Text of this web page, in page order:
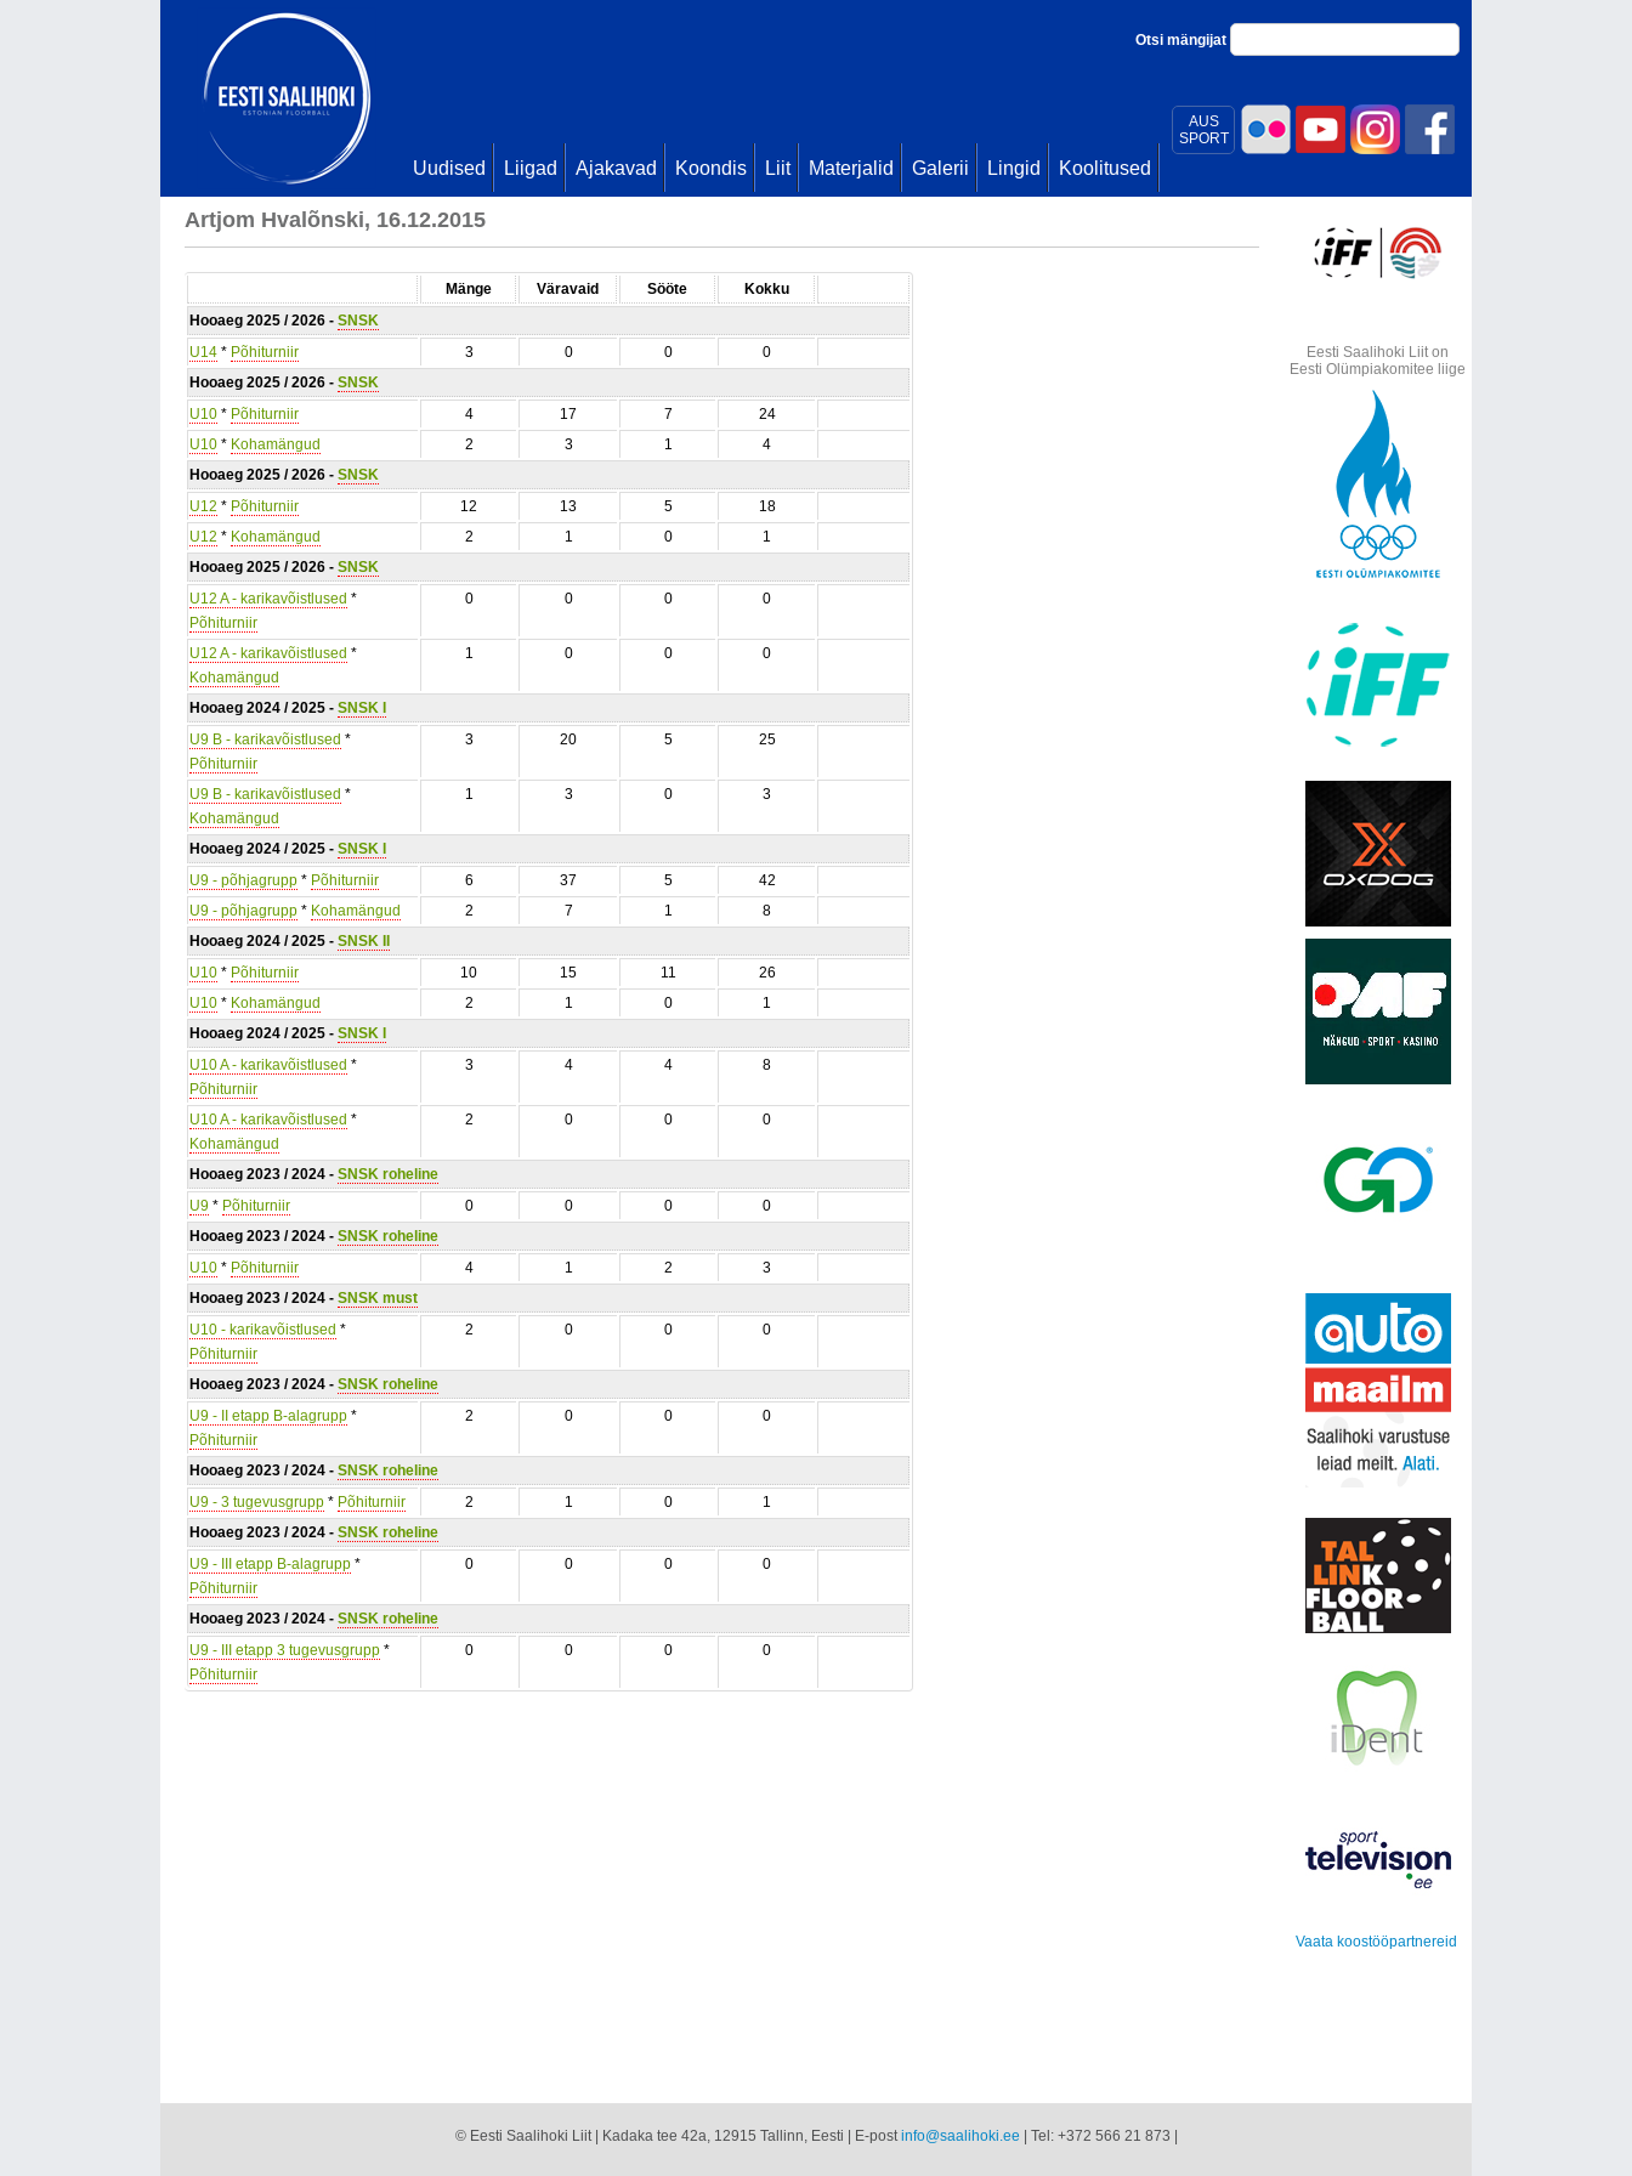
AUS
SPORT
Otsi mängijat
Uudised Liigad Ajakavad Koondis Liit Materjalid Galerii Lingid Koolitused
Artjom Hvalõnski, 16.12.2015
Mänge Väravaid Sööte
Kokku
Hooaeg 2025 / 2026 - SNSK
U14 * Põhiturniir 3 0 0
0
Hooaeg 2025 / 2026 - SNSK
U10 * Põhiturniir 4 17 7
24
U10 * Kohamängud 2 3 1
4
Hooaeg 2025 / 2026 - SNSK
U12 * Põhiturniir 12 13 5
18
U12 * Kohamängud 2 1 0
1
Hooaeg 2025 / 2026 - SNSK
U12 A - karikavõistlused *
Põhiturniir
0 0 0 0
U12 A - karikavõistlused *
Kohamängud
1 0 0 0
Hooaeg 2024 / 2025 - SNSK I
U9 B - karikavõistlused *
Põhiturniir
3 20 5 25
U9 B - karikavõistlused *
Kohamängud
1 3 0 3
Hooaeg 2024 / 2025 - SNSK I
U9 - põhjagrupp * Põhiturniir 6 37 5
42
U9 - põhjagrupp * Kohamängud 2 7 1
8
Hooaeg 2024 / 2025 - SNSK II
U10 * Põhiturniir 10 15 11
26
U10 * Kohamängud 2 1 0
1
Hooaeg 2024 / 2025 - SNSK I
U10 A - karikavõistlused *
Põhiturniir
3 4 4 8
U10 A - karikavõistlused *
Kohamängud
2 0 0 0
Hooaeg 2023 / 2024 - SNSK roheline
U9 * Põhiturniir 0 0 0
0
Hooaeg 2023 / 2024 - SNSK roheline
U10 * Põhiturniir 4 1 2
3
Hooaeg 2023 / 2024 - SNSK must
U10 - karikavõistlused *
Põhiturniir
2 0 0 0
Hooaeg 2023 / 2024 - SNSK roheline
U9 - II etapp B-alagrupp *
Põhiturniir
2 0 0 0
Hooaeg 2023 / 2024 - SNSK roheline
U9 - 3 tugevusgrupp * Põhiturniir 2 1 0
1
Hooaeg 2023 / 2024 - SNSK roheline
U9 - III etapp B-alagrupp *
Põhiturniir
0 0 0 0
Hooaeg 2023 / 2024 - SNSK roheline
U9 - III etapp 3 tugevusgrupp *
Põhiturniir
0 0 0 0
Eesti Saalihoki Liit on
Eesti Olümpiakomitee liige
Vaata koostööpartnereid
© Eesti Saalihoki Liit | Kadaka tee 42a, 12915 Tallinn, Eesti | E-postinfo@saalihoki.ee | Tel: +372 566 21 873 |